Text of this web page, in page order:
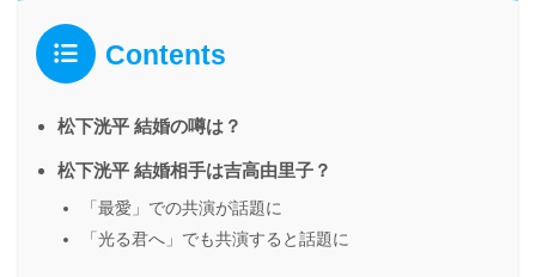
Contents
松下洸平 結婚の噂は？
松下洸平 結婚相手は吉高由里子？
「最愛」での共演が話題に
「光る君へ」でも共演すると話題に